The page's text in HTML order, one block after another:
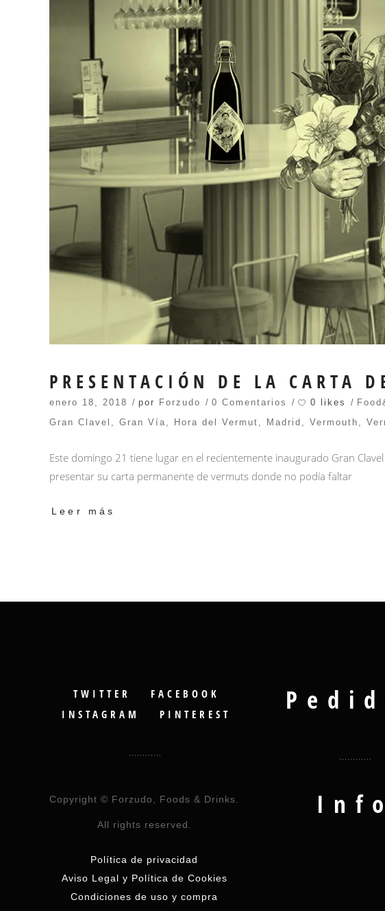
PRESENTACIÓN DE LA CARTA
enero 18, 2018 por Forzudo 0 Comentarios 0 likes
Gran Clavel , Gran Vía, Hora del Vermut , Madrid , Vermouth ,
Este domingo 21 tiene lugar en el recientemente inaugurado Gran
presentar su carta permanente de vermuts donde no podía faltar
Leer más
TWITTER
FACEBOOK
INSTAGRAM
PINTEREST
Copyright © Forzudo, Foods & Drinks.
All rights reserved.
Política de privacidad
Aviso Legal y Política de Cookies
Condiciones de uso y compra
Info